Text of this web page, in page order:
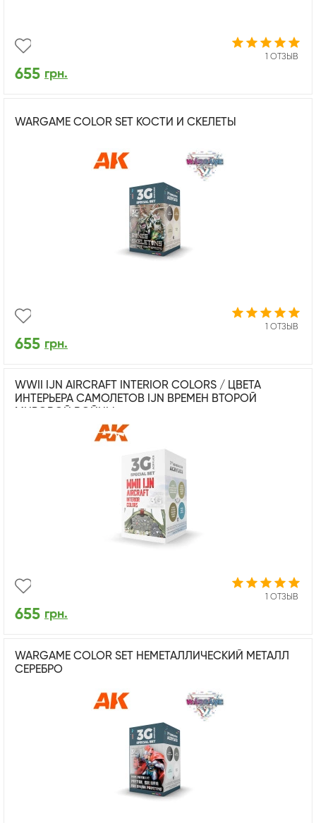
1 ОТЗЫВ
655 грн.
WARGAME COLOR SET КОСТИ И СКЕЛЕТЫ
1 ОТЗЫВ
655 грн.
WWII IJN AIRCRAFT INTERIOR COLORS / ЦВЕТА
ИНТЕРЬЕРА САМОЛЕТОВ IJN ВРЕМЕН ВТОРОЙ
1 ОТЗЫВ
655 грн.
WARGAME COLOR SET НЕМЕТАЛЛИЧЕСКИЙ МЕТАЛЛ
СЕРЕБРО